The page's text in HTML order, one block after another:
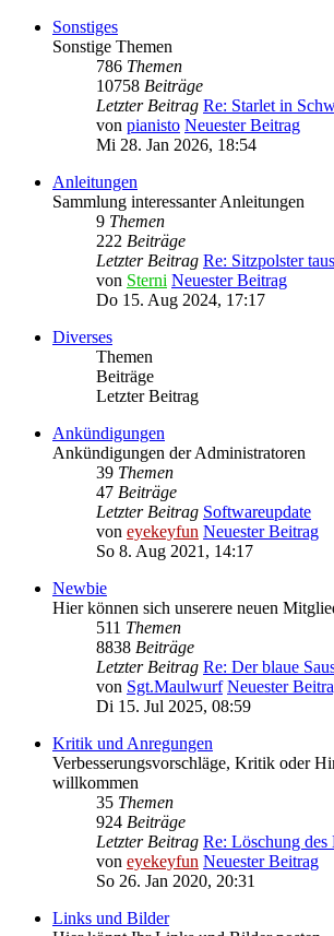
Sonstiges
Sonstige Themen
786 Themen
10758 Beiträge
Letzter Beitrag Re: Starlet in
von pianisto Neuester Beitrag
Mi 28. Jan 2026, 18:54
Anleitungen
Sammlung interessanter Anleitungen
9 Themen
222 Beiträge
Letzter Beitrag Re: Sitzpolster
von Sterni Neuester Beitrag
Do 15. Aug 2024, 17:17
Diverses
Themen
Beiträge
Letzter Beitrag
Ankündigungen
Ankündigungen der Administratoren
39 Themen
47 Beiträge
Letzter Beitrag Softwareupdate
von eyekeyfun Neuester Beitrag
So 8. Aug 2021, 14:17
Newbie
Hier können sich unserere neuen
511 Themen
8838 Beiträge
Letzter Beitrag Re: Der blaue
von Sgt.Maulwurf Neuester
Di 15. Jul 2025, 08:59
Kritik und Anregungen
Verbesserungsvorschläge, Kritik oder
willkommen
35 Themen
924 Beiträge
Letzter Beitrag Re: Löschung des
von eyekeyfun Neuester Beitrag
So 26. Jan 2020, 20:31
Links und Bilder